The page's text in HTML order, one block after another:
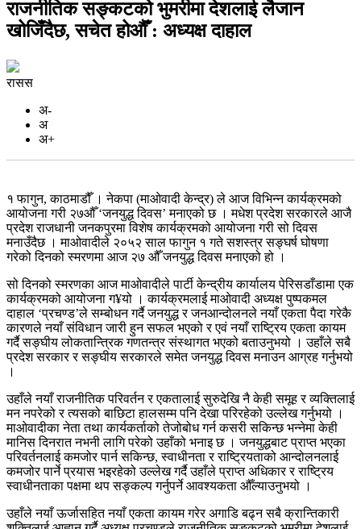
राजनीतिक सङ्कटको भुमरीमा देशलाई लैजान
खोजिँदैछ, सचेत होऔँ : अध्यक्ष दाहाल
रासस
अ-
अ
अ+
१ फागुन, काठमाडौँ । नेकपा (माओवादी केन्द्र) ले आज विभिन्न कार्यक्रमको
आयोजना गरी २७औँ ‘जनयुद्ध दिवस’ मनाएको छ । मधेश प्रदेश सरकारले आजै
प्रदेश राजधानी जनकपुरमा विशेष कार्यक्रमको आयोजना गरी सो दिवस
मनाउँदैछ । माओवादीले २०५२ साल फागुन १ गते सशस्त्र सङ्घर्ष घोषणा
गरेको दिनको स्मरणमा आज २७ औँ जनयुद्ध दिवस मनाएको हो ।
सो दिनको स्मरणका आज माओवादीले पार्टी केन्द्रीय कार्यालय पेरिसडाँडामा एक
कार्यक्रमको आयोजना ग¥यो । कार्यक्रमलाई माओवादी अध्यक्ष पुष्पकमल
दाहाल ‘प्रचण्ड’ले सम्बोधन गर्दै जनयुद्ध र जनआन्दोलनले नयाँ एकता पैदा गरेकै
कारणले नयाँ संविधान जारी हुन सफल भएको र एवं नयाँ राष्ट्रिय एकता कायम
गर्दै सङ्घीय लोकतान्त्रिक गणतन्त्र संस्थागत भएको बताउनुभयो । उहाँले सबै
प्रदेश सरकार र सङ्घीय सरकारले समेत जनयुद्ध दिवस मनाउन आग्रह गर्नुभयो
।
उहाँले नयाँ राजनीतिक परिवर्तन र एकतालाई सुरुदेखि नै केही समूह र व्यक्तिलाई
मन नपरेको र त्यसको बाछिटा हालसम्म पनि देखा परिरहेको उल्लेख गर्नुभयो ।
माओवादीका नेता तथा कार्यकर्ताको तेजोबोध गर्न कसरी सकिन्छ भन्नेमा केही
मानिस दिनरात नभनी लागि परेको उहाँको भनाइ छ । जनयुद्धबाट प्राप्त भएका
परिवर्तनलाई कमजोर पार्न सकिन्छ, स्वाधीनता र राष्ट्रियताको आन्दोलनलाई
कमजोर पार्ने प्रयास भइरहेको उल्लेख गर्दै उहाँले प्राप्त अधिकार र राष्ट्रिय
स्वाधीनताका पक्षमा थप सङ्कल्प गर्नुपर्ने आवश्यकता औँल्याउनुभयो ।
उहाँले नयाँ ऊर्जासहित नयाँ एकता कायम गरेर अगाडि बढ्न सबै क्रान्तिकारी